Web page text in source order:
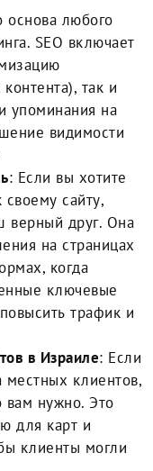
основа любого
SEO включает
так и
упоминания на
видимости
: Если вы хотите
сайту,
верный друг. Она
на страницах
когда
ключевые
трафик и
в Израиле: Если
местных клиентов,
вам нужно. Это
для карт и
клиенты могли